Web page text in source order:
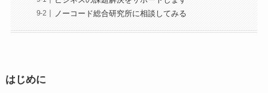
ノーコード総合研究所に相談してみる
はじめに